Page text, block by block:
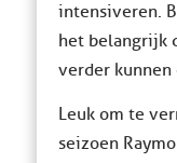
intensiveren.
het belangrijk
verder
Leuk om te
seizoen